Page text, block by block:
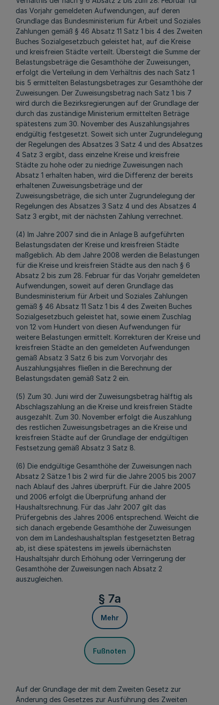
das Vorjahr gemeldeten Aufwendungen, auf deren
Grundlage das Bundesministerium für Arbeit und Soziales
Zahlungen gemäß § 46 Absatz 11 Satz 1 bis 4 des Zweiten
Buches Sozialgesetzbuch geleistet hat, auf die Kreise
und kreisfreien Städte verteilt. Übersteigt die Summe der
Belastungsbeträge die Gesamthöhe der Zuweisungen,
erfolgt die Verteilung in dem Verhältnis des nach Satz 1
bis 5 ermittelten Belastungsbetrages zur Gesamthöhe der
Zuweisungen. Der Zuweisungsbetrag nach Satz 1 bis 7
wird durch die Bezirksregierungen auf der Grundlage der
durch das zuständige Ministerium ermittelten Beträge
spätestens zum 30. November des Auszahlungsjahres
endgültig festgesetzt. Soweit sich unter Zugrundelegung
der Regelungen des Absatzes 3 Satz 4 und des Absatzes
4 Satz 3 ergibt, dass einzelne Kreise und kreisfreie
Städte zu hohe oder zu niedrige Zuweisungen nach
Absatz 1 erhalten haben, wird die Differenz der bereits
erhaltenen Zuweisungsbeträge und der
Zuweisungsbeträge, die sich unter Zugrundelegung der
Regelungen des Absatzes 3 Satz 4 und des Absatzes 4
Satz 3 ergibt, mit der nächsten Zahlung verrechnet.
(4) Im Jahre 2007 sind die in Anlage B aufgeführten
Belastungsdaten der Kreise und kreisfreien Städte
maßgeblich. Ab dem Jahre 2008 werden die Belastungen
für die Kreise und kreisfreien Städte aus den nach § 6
Absatz 2 bis zum 28. Februar für das Vorjahr gemeldeten
Aufwendungen, soweit auf deren Grundlage das
Bundesministerium für Arbeit und Soziales Zahlungen
gemäß § 46 Absatz 11 Satz 1 bis 4 des Zweiten Buches
Sozialgesetzbuch geleistet hat, sowie einem Zuschlag
von 12 vom Hundert von diesen Aufwendungen für
weitere Belastungen ermittelt. Korrekturen der Kreise und
kreisfreien Städte an den gemeldeten Aufwendungen
gemäß Absatz 3 Satz 6 bis zum Vorvorjahr des
Auszahlungsjahres fließen in die Berechnung der
Belastungsdaten gemäß Satz 2 ein.
(5) Zum 30. Juni wird der Zuweisungsbetrag hälftig als
Abschlagszahlung an die Kreise und kreisfreien Städte
ausgezahlt. Zum 30. November erfolgt die Auszahlung
des restlichen Zuweisungsbetrages an die Kreise und
kreisfreien Städte auf der Grundlage der endgültigen
Festsetzung gemäß Absatz 3 Satz 8.
(6) Die endgültige Gesamthöhe der Zuweisungen nach
Absatz 2 Sätze 1 bis 2 wird für die Jahre 2005 bis 2007
nach Ablauf des Jahres überprüft. Für die Jahre 2005
und 2006 erfolgt die Überprüfung anhand der
Haushaltsrechnung. Für das Jahr 2007 gilt das
Prüfergebnis des Jahres 2006 entsprechend. Weicht die
sich danach ergebende Gesamthöhe der Zuweisungen
von dem im Landeshaushaltsplan festgesetzten Betrag
ab, ist diese spätestens im jeweils übernächsten
Haushaltsjahr durch Erhöhung oder Verringerung der
Gesamthöhe der Zuweisungen nach Absatz 2
auszugleichen.
§ 7a
Mehr
Fußnoten
Auf der Grundlage der mit dem Zweiten Gesetz zur
Änderung des Gesetzes zur Ausführung des Zweiten